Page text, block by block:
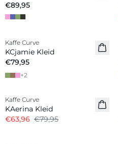
€89,95
Neuheiten
Kaffe Curve
KCjamie Kleid
€79,95
+2
Kaffe Curve
KAerina Kleid
€63,96 €79,95